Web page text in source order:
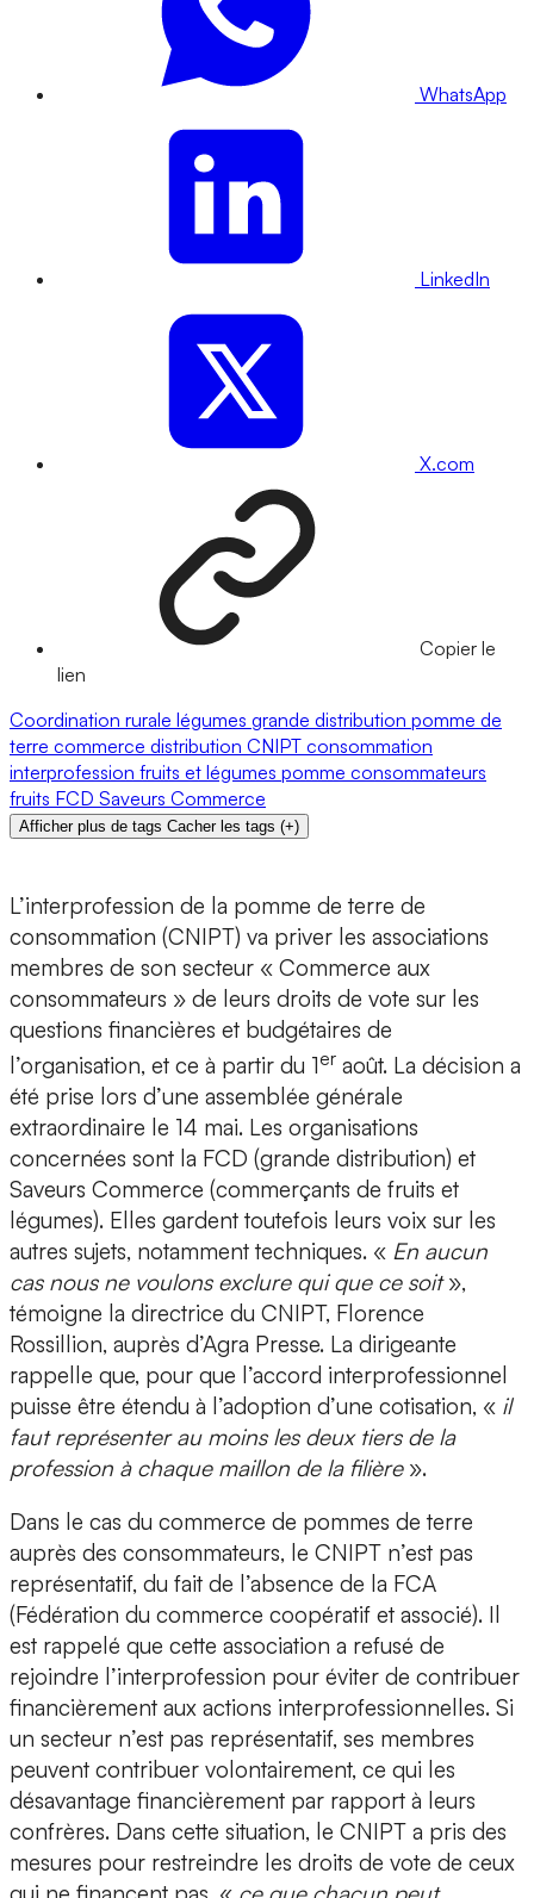
WhatsApp
LinkedIn
X.com
Copier le
lien
Coordination rurale légumes grande distribution pomme de
terre commerce distribution CNIPT consommation
interprofession fruits et légumes pomme consommateurs
fruits FCD Saveurs Commerce
Afficher plus de tags Cacher les tags (+)
L’interprofession de la pomme de terre de
consommation (CNIPT) va priver les associations
membres de son secteur « Commerce aux
consommateurs » de leurs droits de vote sur les
questions financières et budgétaires de
l’organisation, et ce à partir du 1er août. La décision a
été prise lors d’une assemblée générale
extraordinaire le 14 mai. Les organisations
concernées sont la FCD (grande distribution) et
Saveurs Commerce (commerçants de fruits et
légumes). Elles gardent toutefois leurs voix sur les
autres sujets, notamment techniques. « En aucun
cas nous ne voulons exclure qui que ce soit»,
témoigne la directrice du CNIPT, Florence
Rossillion, auprès d’Agra Presse. La dirigeante
rappelle que, pour que l’accord interprofessionnel
puisse être étendu à l’adoption d’une cotisation, « il
faut représenter au moins les deux tiers de la
profession à chaque maillon de la filière ».
Dans le cas du commerce de pommes de terre
auprès des consommateurs, le CNIPT n’est pas
représentatif, du fait de l’absence de la FCA
(Fédération du commerce coopératif et associé). Il
est rappelé que cette association a refusé de
rejoindre l’interprofession pour éviter de contribuer
financièrement aux actions interprofessionnelles. Si
un secteur n’est pas représentatif, ses membres
peuvent contribuer volontairement, ce qui les
désavantage financièrement par rapport à leurs
confrères. Dans cette situation, le CNIPT a pris des
mesures pour restreindre les droits de vote de ceux